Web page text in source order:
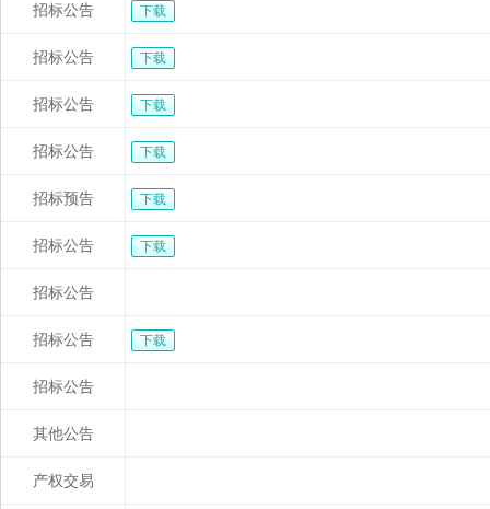
招标公告 下载
招标公告 下载
招标公告 下载
招标公告 下载
招标预告 下载
招标公告 下载
招标公告
招标公告 下载
招标公告
其他公告
产权交易